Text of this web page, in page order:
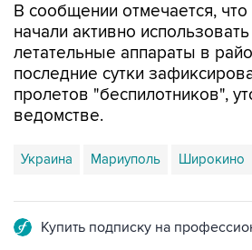
В сообщении отмечается,
начали активно
летательные аппараты в
последние сутки
пролетов "беспилотников",
ведомстве.
Украина Мариуполь Широкино
Купить подписку на